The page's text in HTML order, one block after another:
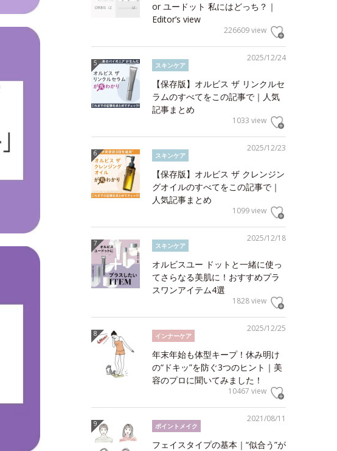
or ユードット 私にはどっち？｜
Editor’s view
226609 view
2025/12/24
スキンケア
【保存版】オルビス ザ リンクルセ
ラムのすべてをこの記事で｜人気
記事まとめ
1033 view
2025/12/23
スキンケア
【保存版】オルビス ザ クレンジン
グオイルのすべてをこの記事で｜
人気記事まとめ
1099 view
2025/12/18
スキンケア
オルビスユー ドットと一緒に使っ
てさらなる美肌に！おすすめプラ
スワンアイテム4選
1828 view
2025/12/25
インナーケア
年末年始も体型キープ！休み明け
の“ドキッ”を防ぐ3つのヒント｜美
容のプロに聞いてみました！
10467 view
2021/08/11
ポイントメイク
フェイスタイプの基本｜“似合う”が